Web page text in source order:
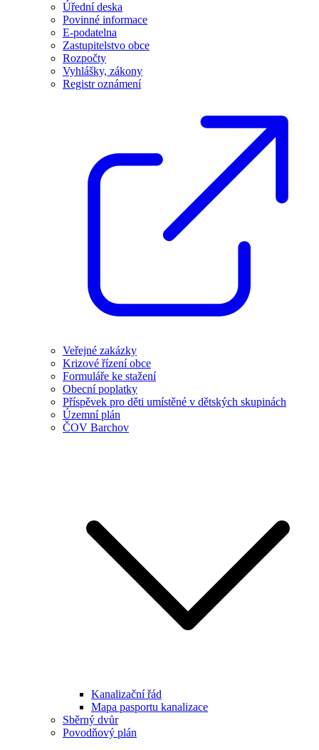
Úřední deska
Povinné informace
E-podatelna
Zastupitelstvo obce
Rozpočty
Vyhlášky, zákony
Registr oznámení
Veřejné zakázky
Krizové řízení obce
Formuláře ke stažení
Obecní poplatky
Příspěvek pro děti umístěné v dětských skupinách
Územní plán
ČOV Barchov
Kanalizační řád
Mapa pasportu kanalizace
Sběrný dvůr
Povodňový plán